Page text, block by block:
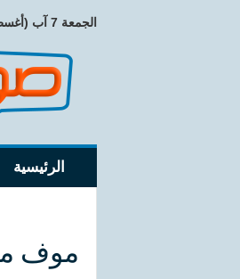
الجمعة 7 آب (أغسطس) 2026
الرئيسية
موف